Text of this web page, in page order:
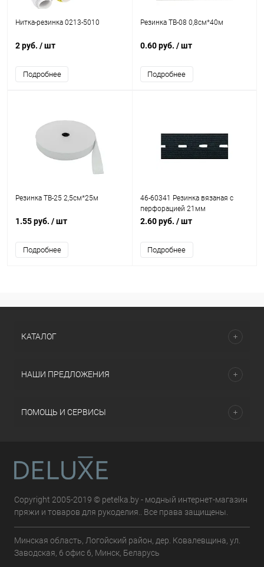
Нитка-резинка 0213-5010
2 руб. / шт
Подробнее
Резинка ТВ-08 0,8см*40м
0.60 руб. / шт
Подробнее
Резинка ТВ-25 2,5см*25м
1.55 руб. / шт
Подробнее
46-60341 Резинка вязаная с
перфорацией 21мм
2.60 руб. / шт
Подробнее
КАТАЛОГ
НАШИ ПРЕДЛОЖЕНИЯ
ПОМОЩЬ И СЕРВИСЫ
Copyright 2005-2019 © petelka.by - модный интернет-магазин
пряжи и товаров для рукоделия.. Все права защищены.
Минская область, Логойский район, дер. Ковалевщина, ул.
Заводская, 6 офис 6, Минск, Беларусь